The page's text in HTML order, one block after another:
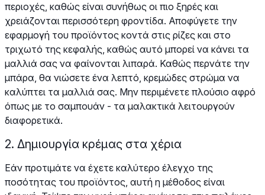
περιοχές, καθώς είναι συνήθως οι πιο ξηρές και
χρειάζονται περισσότερη φροντίδα. Αποφύγετε την
εφαρμογή του προϊόντος κοντά στις ρίζες και στο
τριχωτό της κεφαλής, καθώς αυτό μπορεί να κάνει τα
μαλλιά σας να φαίνονται λιπαρά. Καθώς περνάτε την
μπάρα, θα νιώσετε ένα λεπτό, κρεμώδες στρώμα να
καλύπτει τα μαλλιά σας. Μην περιμένετε πλούσιο αφρό
όπως με το σαμπουάν - τα μαλακτικά λειτουργούν
διαφορετικά.
2. Δημιουργία κρέμας στα χέρια
Εάν προτιμάτε να έχετε καλύτερο έλεγχο της
ποσότητας του προϊόντος, αυτή η μέθοδος είναι